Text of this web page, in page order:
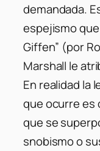
demandada.
espejismo
Giffen” (por
Marshall le
En realidad la
que ocurre es
que se
snobismo o